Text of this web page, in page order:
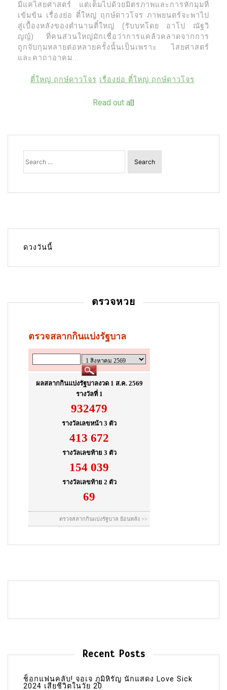
มีแค่ไสยศาสตร์ แต่เต็มไปด้วยมิตรภาพและการหักมุมที่
เข้มข้น เรื่องย่อ ตี๋ใหญ่ ฤกษ์ดาวโจร ภาพยนตร์จะพาไป
สู่เบื้องหลังของตำนานตี๋ใหญ่ (รับบทโดย อาโป ณัฐวิ
ญญ์) ที่คนส่วนใหญ่มักเชื่อว่าการแคล้วคลาดจากการ
ถูกจับกุมหลายต่อหลายครั้งนั้นเป็นเพราะ ไสยศาสตร์
และคาถาอาคม...
ตี๋ใหญ่ ฤกษ์ดาวโจร เรื่องย่อ ตี๋ใหญ่ ฤกษ์ดาวโจร
Read out all
Search
for:
ดวงวันนี้
ตรวจหวย
Recent Posts
ช็อกแฟนคลับ! จอเจ ภูมิหิรัญ นักแสดง Love Sick
2024 เสียชีวิตในวัย 20